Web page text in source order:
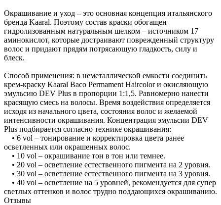
Окрашивание и уход – это основная концепция итальянского
бренда Kaaral. Поэтому состав краски обогащен
гидролизованным натуральным шелком – источником 17
аминокислот, которые достраивают поврежденный структуру
волос и придают прядям потрясающую гладкость, силу и
блеск.
Способ применения: в неметаллической емкости соединить
крем-краску Kaaral Baco Permament Haircolor и окисляющую
эмульсию DEV Plus в пропорции 1:1,5. Равномерно нанести
красящую смесь на волосы. Время воздействия определяется
исходя из начального цвета, состояния волос и желаемой
интенсивности окрашивания. Концентрация эмульсии DEV
Plus подбирается согласно технике окрашивания:
• 6 vol – тонирование и корректировка цвета ранее
осветленных или окрашенных волос.
• 10 vol – окрашивание тон в тон или темнее.
• 20 vol – осветление естественного пигмента на 2 уровня.
• 30 vol – осветление естественного пигмента на 3 уровня.
• 40 vol – осветление на 5 уровней, рекомендуется для супер
светлых оттенков и волос трудно поддающихся окрашиванию.
Отзывы